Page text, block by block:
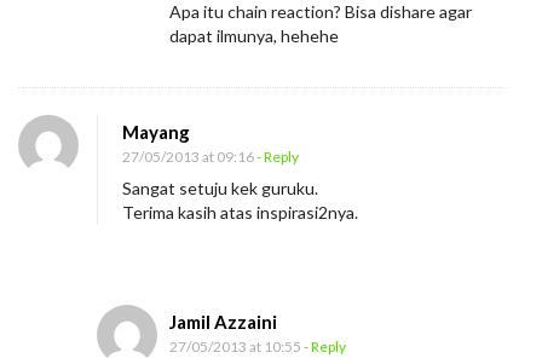
Apa itu chain reaction? Bisa dishare agar
dapat ilmunya, hehehe
Mayang
27/05/2013 at 09:16- Reply
Sangat setuju kek guruku.
Terima kasih atas inspirasi2nya.
Jamil Azzaini
27/05/2013 at 10:55 - Reply